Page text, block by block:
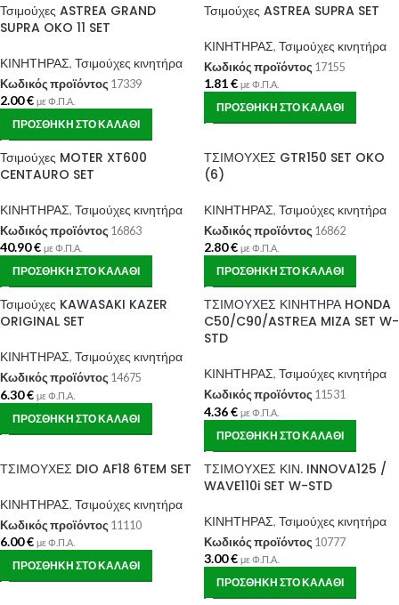
Τσιμούχες ASTREA GRAND
SUPRA OKO 11 SET
ΚΙΝΗΤΗΡΑΣ, Τσιμούχες κινητήρα
Κωδικός προϊόντος 17339
2.00€ με Φ.Π.Α.
ΠΡΟΣΘΉΚΗ ΣΤΟ ΚΑΛΆΘΙ
Τσιμούχες ASTREA SUPRA SET
ΚΙΝΗΤΗΡΑΣ, Τσιμούχες κινητήρα
Κωδικός προϊόντος 17155
1.81€ με Φ.Π.Α.
ΠΡΟΣΘΉΚΗ ΣΤΟ ΚΑΛΆΘΙ
Τσιμούχες MOTER XT600
CENTAURO SET
ΚΙΝΗΤΗΡΑΣ, Τσιμούχες κινητήρα
Κωδικός προϊόντος 16863
40.90€ με Φ.Π.Α.
ΠΡΟΣΘΉΚΗ ΣΤΟ ΚΑΛΆΘΙ
ΤΣΙΜΟΥΧΕΣ GTR150 SET OKO
(6)
ΚΙΝΗΤΗΡΑΣ, Τσιμούχες κινητήρα
Κωδικός προϊόντος 16862
2.80€ με Φ.Π.Α.
ΠΡΟΣΘΉΚΗ ΣΤΟ ΚΑΛΆΘΙ
Τσιμούχες KAWASAKI KAZER
ORIGINAL SET
ΚΙΝΗΤΗΡΑΣ, Τσιμούχες κινητήρα
Κωδικός προϊόντος 14675
6.30€ με Φ.Π.Α.
ΠΡΟΣΘΉΚΗ ΣΤΟ ΚΑΛΆΘΙ
ΤΣΙΜΟΥΧΕΣ ΚΙΝΗΤΗΡΑ HONDA
C50/C90/ASTRΕA MIZA SET W-
STD
ΚΙΝΗΤΗΡΑΣ, Τσιμούχες κινητήρα
Κωδικός προϊόντος 11531
4.36€ με Φ.Π.Α.
ΠΡΟΣΘΉΚΗ ΣΤΟ ΚΑΛΆΘΙ
ΤΣΙΜΟΥΧΕΣ DIO AF18 6TEM SET
ΚΙΝΗΤΗΡΑΣ, Τσιμούχες κινητήρα
Κωδικός προϊόντος 11110
6.00€ με Φ.Π.Α.
ΠΡΟΣΘΉΚΗ ΣΤΟ ΚΑΛΆΘΙ
ΤΣΙΜΟΥΧΕΣ ΚΙΝ. INNOVA125 /
WAVE110i SET W-STD
ΚΙΝΗΤΗΡΑΣ, Τσιμούχες κινητήρα
Κωδικός προϊόντος 10777
3.00€ με Φ.Π.Α.
ΠΡΟΣΘΉΚΗ ΣΤΟ ΚΑΛΆΘΙ